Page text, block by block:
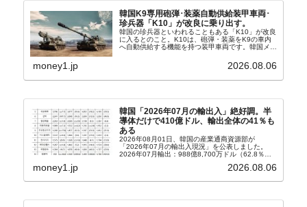
韓国K9専用砲弾･装薬自動供給装甲車両･
珍兵器「K10」が改良に乗り出す。
韓国の珍兵器といわれることもある「K10」が改良
に入るとのこと。K10は、砲弾・装薬をK9の車内
へ自動供給する機能を持つ装甲車両です。韓国メデ
から以下に一部を引きます。2005年に初めて...
money1.jp 2026.08.06
韓国「2026年07月の輸出入」絶好調。半
導体だけで410億ドル、輸出全体の41％も
ある
2026年08月01日、韓国の産業通商資源部が
「2026年07月の輸出入現況」を公表しました。
2026年07月輸出：988億8,700万ドル（62.8％）
money1.jp 2026.08.06